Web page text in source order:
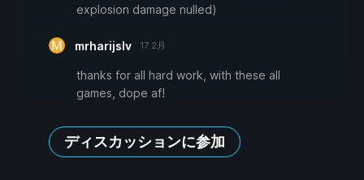
explosion damage nulled)
mrharijslv 17 2月
thanks for all hard work, with these all
games, dope af!
ディスカッションに参加